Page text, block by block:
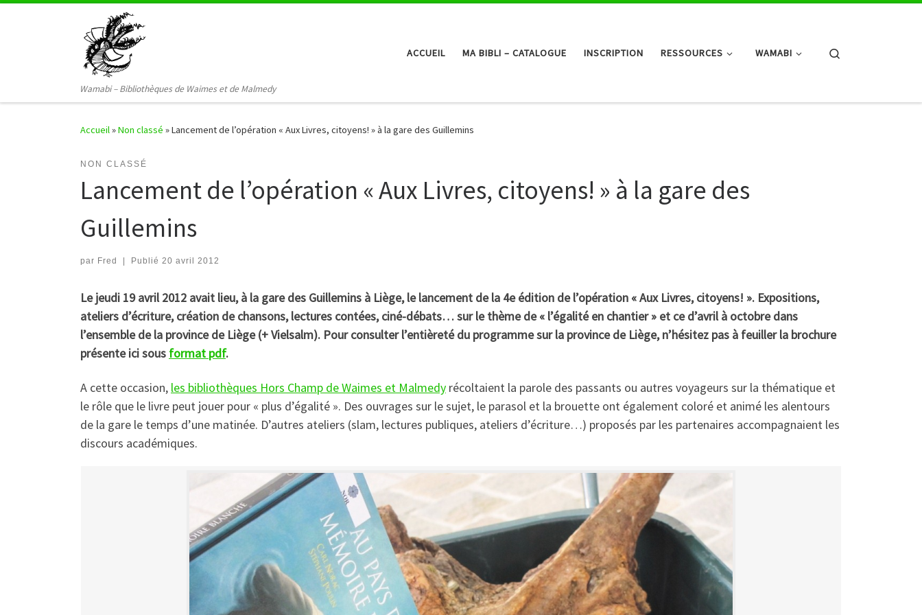
Wamabi – Bibliothèques de Waimes et de Malmedy
ACCUEIL MA BIBLI – CATALOGUE INSCRIPTION RESSOURCES WAMABI
Accueil»Non classé »Lancement de l’opération « Aux Livres, citoyens! » à la gare des Guillemins
NON CLASSÉ
Lancement de l’opération « Aux Livres, citoyens! » à la gare des
Guillemins
par Fred Publié 20 avril 2012
Le jeudi 19 avril 2012 avait lieu, à la gare des Guillemins à Liège, le lancement de la 4e édition de l’opération « Aux Livres, citoyens! ». Expositions,
ateliers d’écriture, création de chansons, lectures contées, ciné-débats… sur le thème de « l’égalité en chantier » et ce d’avril à octobre dans
l’ensemble de la province de Liège (+ Vielsalm). Pour consulter l’entièreté du programme sur la province de Liège, n’hésitez pas à feuiller la brochure
présente ici sous format pdf.
A cette occasion, les bibliothèques Hors Champ de Waimes et Malmedy récoltaient la parole des passants ou autres voyageurs sur la thématique et
le rôle que le livre peut jouer pour « plus d’égalité ». Des ouvrages sur le sujet, le parasol et la brouette ont également coloré et animé les alentours
de la gare le temps d’une matinée. D’autres ateliers (slam, lectures publiques, ateliers d’écriture…) proposés par les partenaires accompagnaient les
discours académiques.